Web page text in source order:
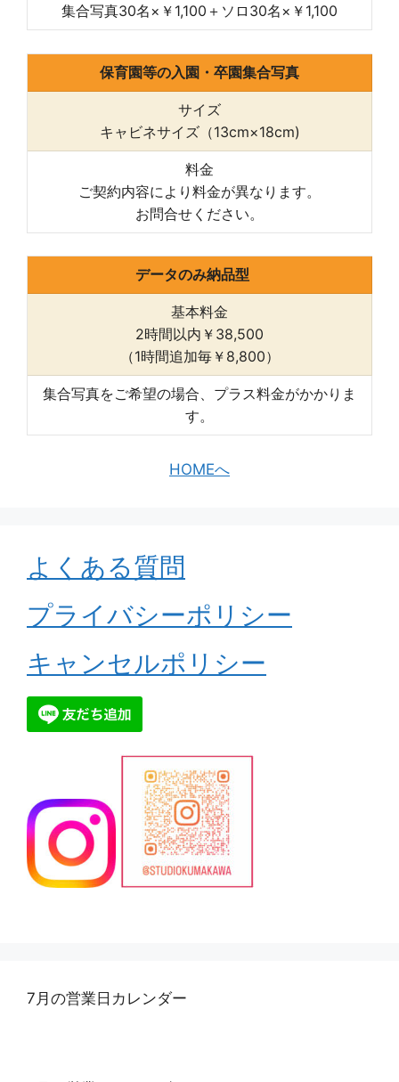
集合写真30名×￥1,100＋ソロ30名×￥1,100
保育園等の入園・卒園集合写真
サイズ
キャビネサイズ（13cm×18cm)
料金
ご契約内容により料金が異なります。
お問合せください。
データのみ納品型
基本料金
2時間以内￥38,500
（1時間追加毎￥8,800）
集合写真をご希望の場合、プラス料金がかかりま
す。
HOMEへ
よくある質問
プライバシーポリシー
キャンセルポリシー
7月の営業日カレンダー